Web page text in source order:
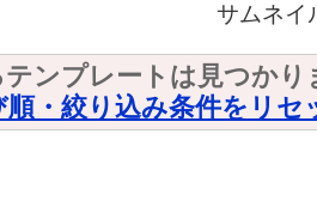
サムネイ
ンプレートは見つかり
・絞り込み条件をリセ